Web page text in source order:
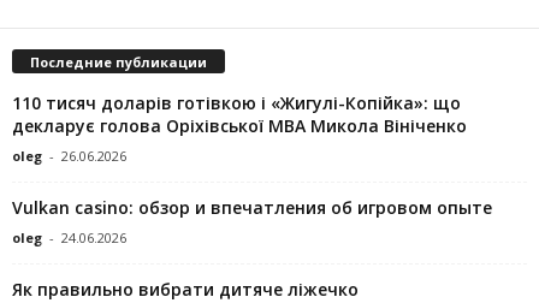
Последние публикации
110 тисяч доларів готівкою і «Жигулі-Копійка»: що
декларує голова Оріхівської МВА Микола Вініченко
oleg - 26.06.2026
Vulkan casino: обзор и впечатления об игровом опыте
oleg - 24.06.2026
Як правильно вибрати дитяче ліжечко